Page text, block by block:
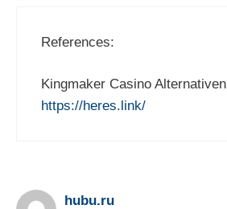
References:
Kingmaker Casino Alternativen
https://heres.link/
hubu.ru